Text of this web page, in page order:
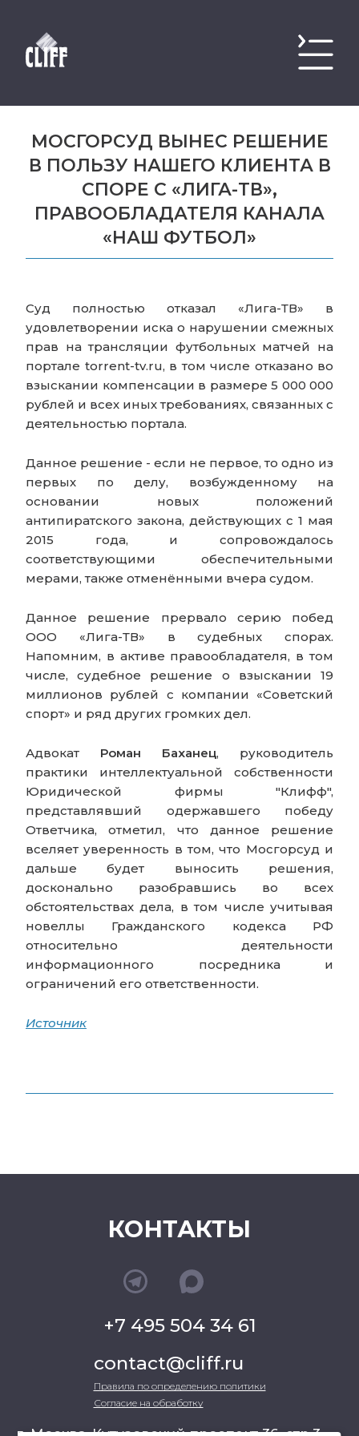
МОСГОРСУД ВЫНЕС РЕШЕНИЕ
В ПОЛЬЗУ НАШЕГО КЛИЕНТА В
СПОРЕ С «ЛИГА-ТВ»,
ПРАВООБЛАДАТЕЛЯ КАНАЛА
«НАШ ФУТБОЛ»
Суд полностью отказал «Лига-ТВ» в
удовлетворении иска о нарушении смежных
прав на трансляции футбольных матчей на
портале torrent-tv.ru, в том числе отказано во
взыскании компенсации в размере 5 000 000
рублей и всех иных требованиях, связанных с
деятельностью портала.
Данное решение - если не первое, то одно из
первых по делу, возбужденному на
основании новых положений
антипиратского закона, действующих с 1 мая
2015 года, и сопровождалось
соответствующими обеспечительными
мерами, также отменёнными вчера судом.
Данное решение прервало серию побед
ООО «Лига-ТВ» в судебных спорах.
Напомним, в активе правообладателя, в том
числе, судебное решение о взыскании 19
миллионов рублей с компании «Советский
спорт» и ряд других громких дел.
Адвокат Роман Баханец, руководитель
практики интеллектуальной собственности
Юридической фирмы "Клифф",
представлявший одержавшего победу
Ответчика, отметил, что данное решение
вселяет уверенность в том, что Мосгорсуд и
дальше будет выносить решения,
досконально разобравшись во всех
обстоятельствах дела, в том числе учитывая
новеллы Гражданского кодекса РФ
относительно деятельности
информационного посредника и
ограничений его ответственности.
Источник
КОНТАКТЫ
+7 495 504 34 61
contact@cliff.ru
Правила по определению политики
Согласие на обработку